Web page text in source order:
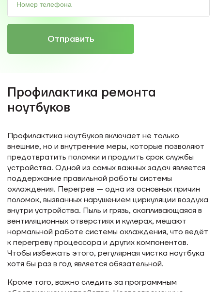
Отправить
Профилактика ремонта
ноутбуков
Профилактика ноутбуков включает не только
внешние, но и внутренние меры, которые позволяют
предотвратить поломки и продлить срок службы
устройства. Одной из самых важных задач является
поддержание правильной работы системы
охлаждения. Перегрев — одна из основных причин
поломок, вызванных нарушением циркуляции воздуха
внутри устройства. Пыль и грязь, скапливающаяся в
вентиляционных отверстиях и кулерах, мешают
нормальной работе системы охлаждения, что ведёт
к перегреву процессора и других компонентов.
Чтобы избежать этого, регулярная чистка ноутбука
хотя бы раз в год является обязательной.
Кроме того, важно следить за программным